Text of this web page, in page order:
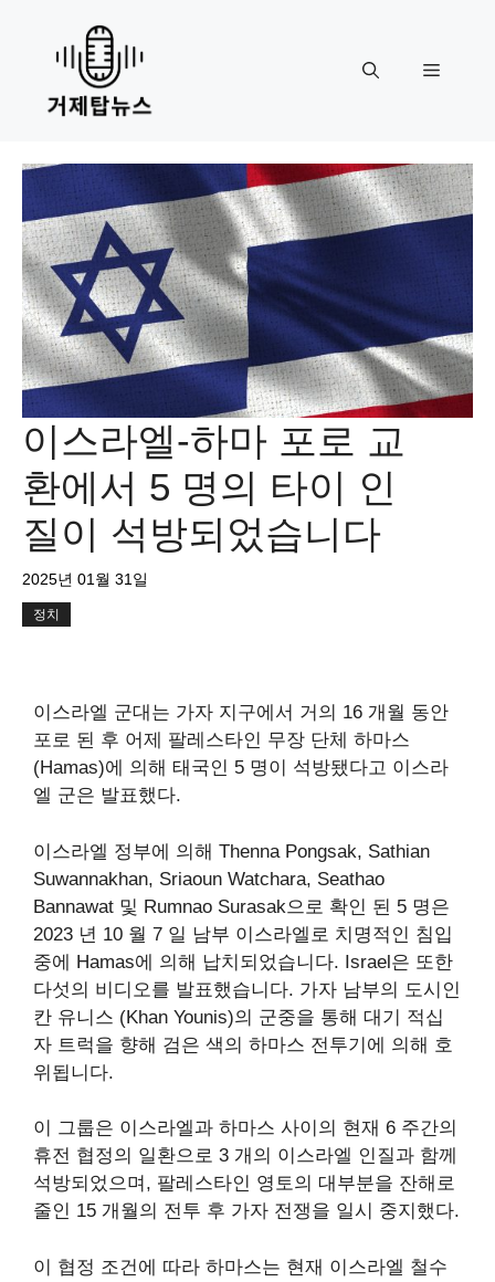
content
Menu
이스라엘-하마 포로 교
환에서 5 명의 타이 인
질이 석방되었습니다
2025년 01월 31일
정치
이스라엘 군대는 가자 지구에서 거의 16 개월 동안
포로 된 후 어제 팔레스타인 무장 단체 하마스
(Hamas)에 의해 태국인 5 명이 석방됐다고 이스라
엘 군은 발표했다.
이스라엘 정부에 의해 Thenna Pongsak, Sathian
Suwannakhan, Sriaoun Watchara, Seathao
Bannawat 및 Rumnao Surasak으로 확인 된 5 명은
2023 년 10 월 7 일 남부 이스라엘로 치명적인 침입
중에 Hamas에 의해 납치되었습니다. Israel은 또한
다섯의 비디오를 발표했습니다. 가자 남부의 도시인
칸 유니스 (Khan Younis)의 군중을 통해 대기 적십
자 트럭을 향해 검은 색의 하마스 전투기에 의해 호
위됩니다.
이 그룹은 이스라엘과 하마스 사이의 현재 6 주간의
휴전 협정의 일환으로 3 개의 이스라엘 인질과 함께
석방되었으며, 팔레스타인 영토의 대부분을 잔해로
줄인 15 개월의 전투 후 가자 전쟁을 일시 중지했다.
이 협정 조건에 따라 하마스는 현재 이스라엘 철수